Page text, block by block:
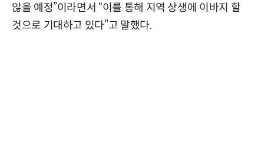
않을 예정”이라면서 “이를 통해 지역 상생에 이바지 할
것으로 기대하고 있다”고 말했다.